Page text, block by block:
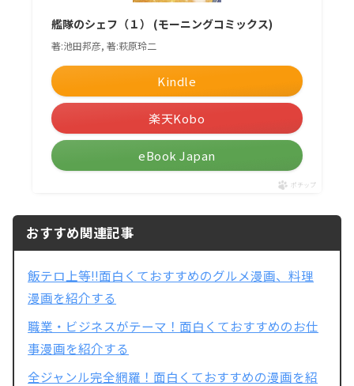
艦隊のシェフ（１） (モーニングコミックス)
著:池田邦彦, 著:萩原玲二
Kindle
楽天Kobo
eBook Japan
ポチップ
おすすめ関連記事
飯テロ上等!!面白くておすすめのグルメ漫画、料理
漫画を紹介する
職業・ビジネスがテーマ！面白くておすすめのお仕
事漫画を紹介する
全ジャンル完全網羅！面白くておすすめの漫画を紹